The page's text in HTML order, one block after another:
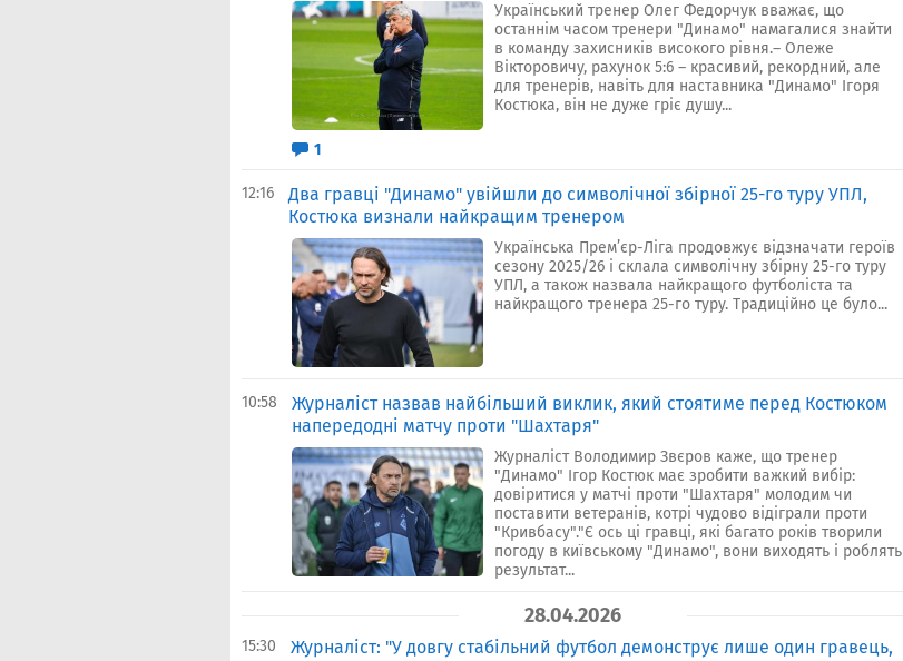
Український тренер Олег Федорчук вважає, що
останнім часом тренери "Динамо" намагалися знайти
в команду захисників високого рівня.– Олеже
Вікторовичу, рахунок 5:6 – красивий, рекордний, але
для тренерів, навіть для наставника "Динамо" Ігоря
Костюка, він не дуже гріє душу...
1
12:16
Два гравці "Динамо" увійшли до символічної збірної 25-го туру УПЛ,
Костюка визнали найкращим тренером
Українська Прем’єр-Ліга продовжує відзначати героїв
сезону 2025/26 і склала символічну збірну 25-го туру
УПЛ, а також назвала найкращого футболіста та
найкращого тренера 25-го туру. Традиційно це було...
10:58
Журналіст назвав найбільший виклик, який стоятиме перед Костюком
напередодні матчу проти "Шахтаря"
Журналіст Володимир Звєров каже, що тренер
"Динамо" Ігор Костюк має зробити важкий вибір:
довіритися у матчі проти "Шахтаря" молодим чи
поставити ветеранів, котрі чудово відіграли проти
"Кривбасу"."Є ось ці гравці, які багато років творили
погоду в київському "Динамо", вони виходять і роблять
результат...
28.04.2026
15:30
Журналіст: "У довгу стабільний футбол демонструє лише один гравець,